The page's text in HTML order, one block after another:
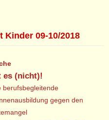
09-10/2018
es (nicht)!
berufsbegleitende
gegen den